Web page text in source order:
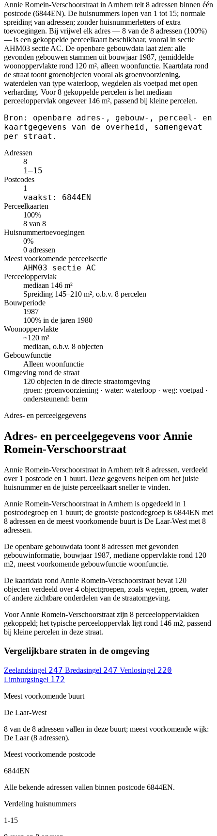
Annie Romein-Verschoorstraat in Arnhem telt 8 adressen binnen één
postcode (6844EN). De huisnummers lopen van 1 tot 15; normale
spreiding van adressen; zonder huisnummerletters of extra
toevoegingen. Bij vrijwel elk adres — 8 van de 8 adressen (100%)
— is een gekoppelde perceelkaart beschikbaar, vooral in sectie
AHM03 sectie AC. De openbare gebouwdata laat zien: alle
gevonden gebouwen stammen uit bouwjaar 1987, gemiddelde
woonoppervlakte rond 120 m², alleen woonfunctie. Kaartdata rond
de straat toont groenobjecten vooral als groenvoorziening,
waterdelen van type waterloop, wegdelen als voetpad met open
verharding. Voor 8 gekoppelde percelen is het mediaan
perceeloppervlak ongeveer 146 m², passend bij kleine percelen.
Bron: openbare adres-, gebouw-, perceel- en
kaartgegevens van de overheid, samengevat
per straat.
Adressen
8
1–15
Postcodes
1
vaakst: 6844EN
Perceelkaarten
100%
8 van 8
Huisnummertoevoegingen
0%
0 adressen
Meest voorkomende perceelsectie
AHM03 sectie AC
Perceeloppervlak
mediaan 146 m²
Spreiding 145–210 m², o.b.v. 8 percelen
Bouwperiode
1987
100% in de jaren 1980
Woonoppervlakte
~120 m²
mediaan, o.b.v. 8 objecten
Gebouwfunctie
Alleen woonfunctie
Omgeving rond de straat
120 objecten in de directe straatomgeving
groen: groenvoorziening · water: waterloop · weg: voetpad ·
ondersteunend: berm
Adres- en perceelgegevens
Adres- en perceelgegevens voor Annie
Romein-Verschoorstraat
Annie Romein-Verschoorstraat in Arnhem telt 8 adressen, verdeeld
over 1 postcode en 1 buurt. Deze gegevens helpen om het juiste
huisnummer en de juiste perceelkaart sneller te vinden.
Annie Romein-Verschoorstraat in Arnhem is opgedeeld in 1
postcodegroep en 1 buurt; de grootste postcodegroep is 6844EN met
8 adressen en de meest voorkomende buurt is De Laar-West met 8
adressen.
De openbare gebouwdata toont 8 adressen met gevonden
gebouwinformatie, bouwjaar 1987, mediane oppervlakte rond 120
m2, meest voorkomende gebouwfunctie woonfunctie.
De kaartdata rond Annie Romein-Verschoorstraat bevat 120
objecten verdeeld over 4 objectgroepen, zoals wegen, groen, water
of andere zichtbare onderdelen van de straatomgeving.
Voor Annie Romein-Verschoorstraat zijn 8 perceeloppervlakken
gekoppeld; het typische perceeloppervlak ligt rond 146 m2, passend
bij kleine percelen in deze straat.
Vergelijkbare straten in de omgeving
Zeelandsingel 247 Bredasingel 247 Venlosingel 220
Limburgsingel 172
Meest voorkomende buurt
De Laar-West
8 van de 8 adressen vallen in deze buurt; meest voorkomende wijk:
De Laar (8 adressen).
Meest voorkomende postcode
6844EN
Alle bekende adressen vallen binnen postcode 6844EN.
Verdeling huisnummers
1-15